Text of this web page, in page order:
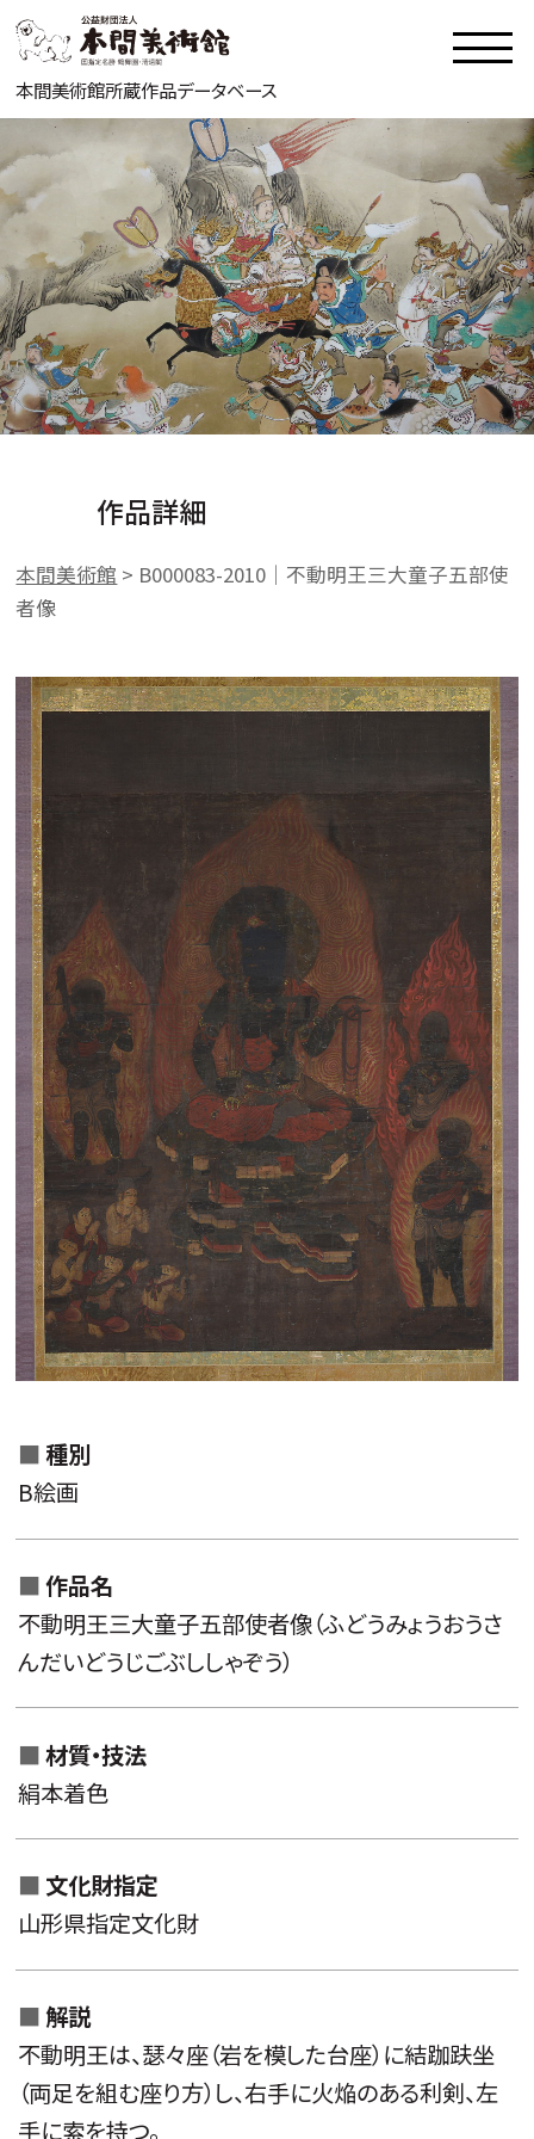
本間美術館所蔵作品データベース
作家名一覧から検索
作品詳細
本間美術館 > B000083-2010｜不動明王三大童子五部使
者像
種別
B絵画
作品名
不動明王三大童子五部使者像（ふどうみょうおうさ
んだいどうじごぶししゃぞう）
材質・技法
絹本着色
文化財指定
山形県指定文化財
解説
不動明王は、瑟々座（岩を模した台座）に結跏趺坐
（両足を組む座り方）し、右手に火焔のある利剣、左
手に索を持つ。